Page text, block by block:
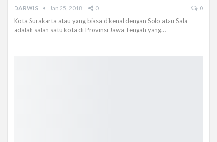
DARWIS Jan 25, 2018 0 0
Kota Surakarta atau yang biasa dikenal dengan Solo atau Sala
adalah salah satu kota di Provinsi Jawa Tengah yang…